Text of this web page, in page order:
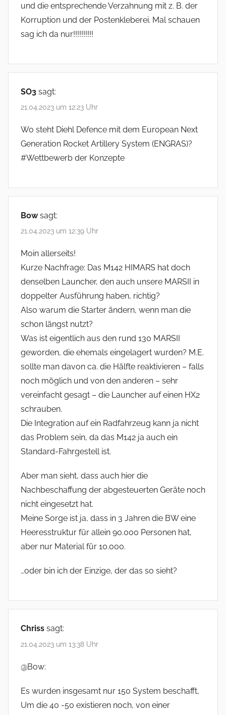
und die entsprechende Verzahnung mit z. B. der
Korruption und der Postenkleberei. Mal schauen
sag ich da nur!!!!!!!!!!
SO3 sagt:
21.04.2023 um 12:23 Uhr
Wo steht Diehl Defence mit dem European Next
Generation Rocket Artillery System (ENGRAS)?
#Wettbewerb der Konzepte
Bow sagt:
21.04.2023 um 12:39 Uhr
Moin allerseits!
Kurze Nachfrage: Das M142 HIMARS hat doch
denselben Launcher, den auch unsere MARSII in
doppelter Ausführung haben, richtig?
Also warum die Starter ändern, wenn man die
schon längst nutzt?
Was ist eigentlich aus den rund 130 MARSII
geworden, die ehemals eingelagert wurden? M.E.
sollte man davon ca. die Hälfte reaktivieren – falls
noch möglich und von den anderen – sehr
vereinfacht gesagt – die Launcher auf einen HX2
schrauben.
Die Integration auf ein Radfahrzeug kann ja nicht
das Problem sein, da das M142 ja auch ein
Standard-Fahrgestell ist.
Aber man sieht, dass auch hier die
Nachbeschaffung der abgesteuerten Geräte noch
nicht eingesetzt hat.
Meine Sorge ist ja, dass in 3 Jahren die BW eine
Heeresstruktur für allein 90.000 Personen hat,
aber nur Material für 10.000.
…oder bin ich der Einzige, der das so sieht?
Chriss sagt:
21.04.2023 um 13:38 Uhr
@Bow:
Es wurden insgesamt nur 150 System beschafft,
Um die 40 -50 existieren noch, von einer